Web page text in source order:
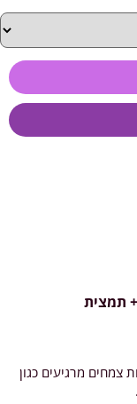
תמצית
מרגיעים כגון